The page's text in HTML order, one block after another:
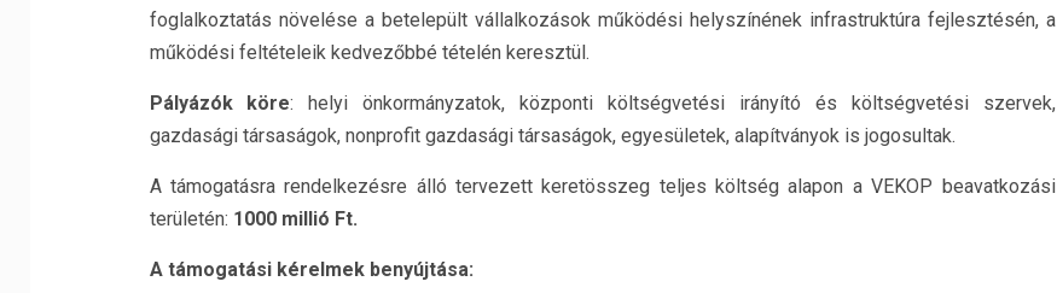
foglalkoztatás növelése a betelepült vállalkozások működési helyszínének infrastruktúra fejlesztésén, a
működési feltételeik kedvezőbbé tételén keresztül.
Pályázók köre: helyi önkormányzatok, központi költségvetési irányító és költségvetési szervek,
gazdasági társaságok, nonprofit gazdasági társaságok, egyesületek, alapítványok is jogosultak.
A támogatásra rendelkezésre álló tervezett keretösszeg teljes költség alapon a VEKOP beavatkozási
területén: 1000 millió Ft.
A támogatási kérelmek benyújtása: